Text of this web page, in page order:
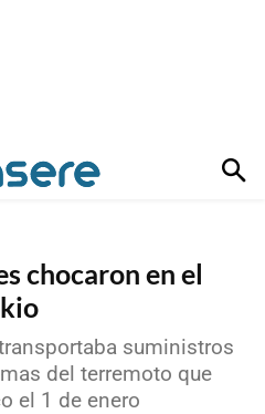
chocaron en el
suministros
del terremoto que
el 1 de enero